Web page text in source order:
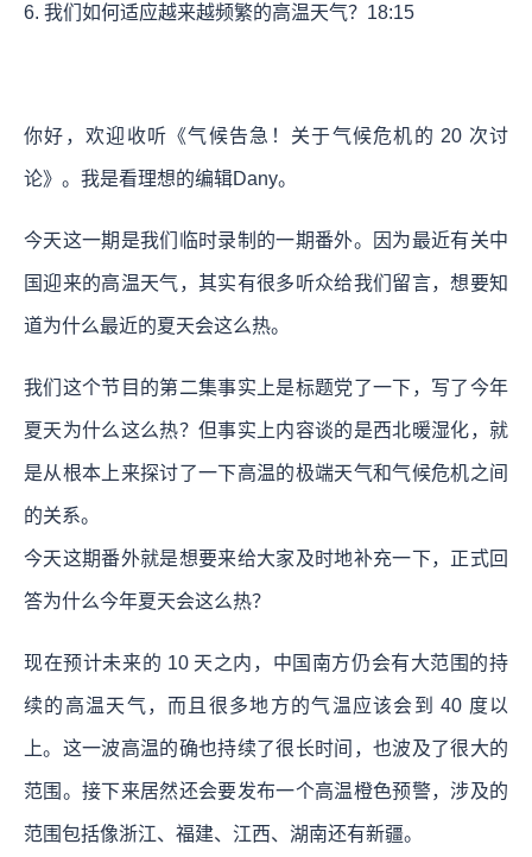
6. 我们如何适应越来越频繁的高温天气？ 18:15
你好，欢迎收听《气候告急！关于气候危机的 20 次讨
论》。我是看理想的编辑Dany。
今天这一期是我们临时录制的一期番外。因为最近有关中
国迎来的高温天气，其实有很多听众给我们留言，想要知
道为什么最近的夏天会这么热。
我们这个节目的第二集事实上是标题党了一下，写了今年
夏天为什么这么热？但事实上内容谈的是西北暖湿化，就
是从根本上来探讨了一下高温的极端天气和气候危机之间
的关系。
今天这期番外就是想要来给大家及时地补充一下，正式回
答为什么今年夏天会这么热？
现在预计未来的 10 天之内，中国南方仍会有大范围的持
续的高温天气，而且很多地方的气温应该会到 40 度以
上。这一波高温的确也持续了很长时间，也波及了很大的
范围。接下来居然还会要发布一个高温橙色预警，涉及的
范围包括像浙江、福建、江西、湖南还有新疆。